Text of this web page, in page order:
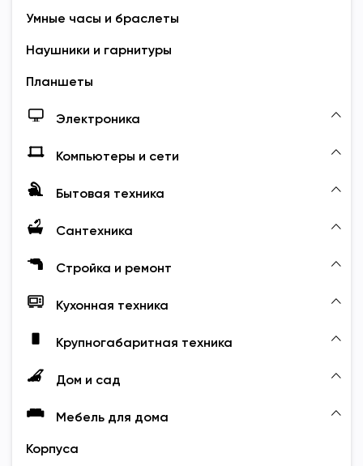
Умные часы и браслеты
Наушники и гарнитуры
Планшеты
Электроника
Компьютеры и сети
Бытовая техника
Сантехника
Стройка и ремонт
Кухонная техника
Крупногабаритная техника
Дом и сад
Мебель для дома
Корпуса